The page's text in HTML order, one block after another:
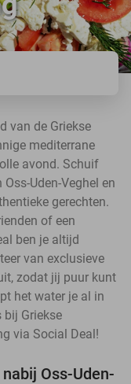
van de Griekse
mediterrane
avond. Schuif
Uden-Veghel en
gerechten.
of een
ben je altijd
van exclusieve
zodat jij puur kunt
het water je al in
bij Griekse
via Social Deal!
Oss-Uden-